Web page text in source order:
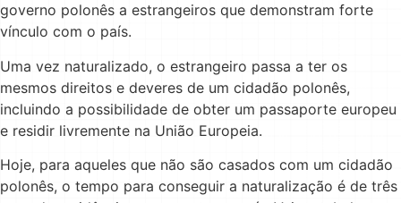
governo polonês a estrangeiros que demonstram forte
vínculo com o país.
Uma vez naturalizado, o estrangeiro passa a ter os
mesmos direitos e deveres de um cidadão polonês,
incluindo a possibilidade de obter um passaporte europeu
e residir livremente na União Europeia.
Hoje, para aqueles que não são casados com um cidadão
polonês, o tempo para conseguir a naturalização é de três